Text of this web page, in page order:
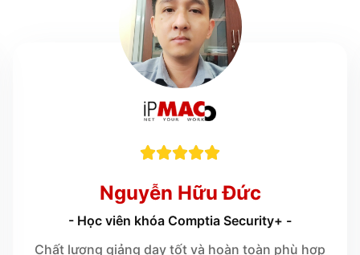

Nguyễn Hữu Đức
- Học viên khóa Comptia Security+ -
Chất lượng giảng dạy tốt và hoàn toàn phù hợp